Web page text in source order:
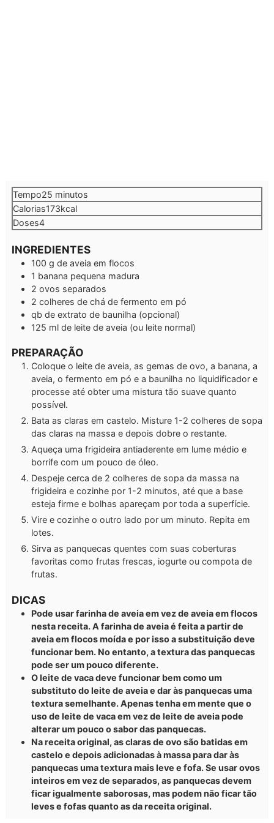
Tempo25 minutos
minutos
Calorias173kcal
Doses4
INGREDIENTES
100 g de aveia em flocos
1 banana pequena madura
2 ovos separados
2 colheres de chá de fermento em pó
qb de extrato de baunilha (opcional)
125 ml de leite de aveia (ou leite normal)
PREPARAÇÃO
Coloque o leite de aveia, as gemas de ovo, a banana, a
aveia, o fermento em pó e a baunilha no liquidificador e
processe até obter uma mistura tão suave quanto
possível.
Bata as claras em castelo. Misture 1-2 colheres de sopa
das claras na massa e depois dobre o restante.
Aqueça uma frigideira antiaderente em lume médio e
borrife com um pouco de óleo.
Despeje cerca de 2 colheres de sopa da massa na
frigideira e cozinhe por 1-2 minutos, até que a base
esteja firme e bolhas apareçam por toda a superfície.
Vire e cozinhe o outro lado por um minuto. Repita em
lotes.
Sirva as panquecas quentes com suas coberturas
favoritas como frutas frescas, iogurte ou compota de
frutas.
DICAS
Pode usar farinha de aveia em vez de aveia em flocos
nesta receita. A farinha de aveia é feita a partir de
aveia em flocos moída e por isso a substituição deve
funcionar bem. No entanto, a textura das panquecas
pode ser um pouco diferente.
O leite de vaca deve funcionar bem como um
substituto do leite de aveia e dar às panquecas uma
textura semelhante. Apenas tenha em mente que o
uso de leite de vaca em vez de leite de aveia pode
alterar um pouco o sabor das panquecas.
Na receita original, as claras de ovo são batidas em
castelo e depois adicionadas à massa para dar às
panquecas uma textura mais leve e fofa. Se usar ovos
inteiros em vez de separados, as panquecas devem
ficar igualmente saborosas, mas podem não ficar tão
leves e fofas quanto as da receita original.